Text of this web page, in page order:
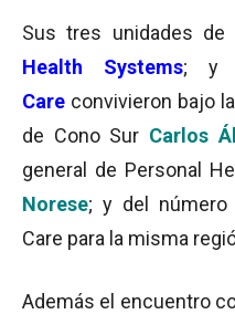
Sus tres unidades de
Health Systems; y
Care convivieron bajo
de Cono Sur Carlos
general de Personal
Norese; y del número
Care para la misma
Además el encuentro